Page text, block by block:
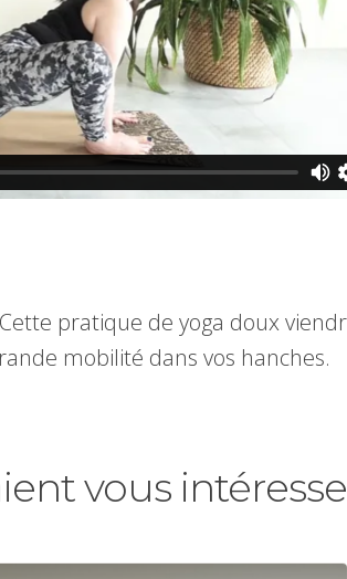
pratique de yoga doux
mobilité dans vos hanches.
vous